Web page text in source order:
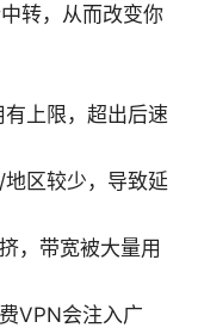
转，从而改变你
上限，超出后速
区较少，导致延
，带宽被大量用
VPN会注入广